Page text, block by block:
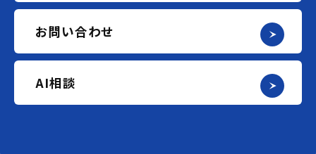
お問い合わせ
AI相談